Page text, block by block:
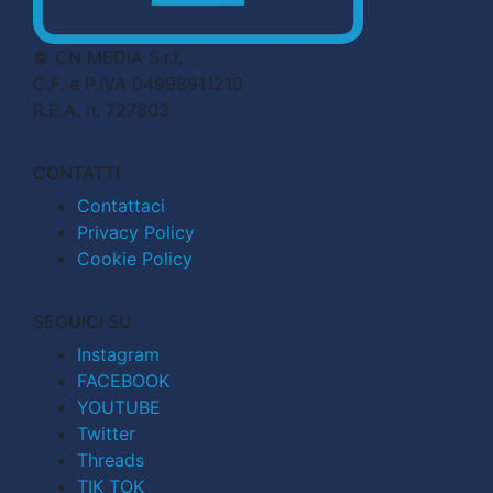
© CN MEDIA S.r.l.
C.F. e P.IVA 04998911210
R.E.A. n. 727803
CONTATTI
Contattaci
Privacy Policy
Cookie Policy
SEGUICI SU
Instagram
FACEBOOK
YOUTUBE
Twitter
Threads
TIK TOK